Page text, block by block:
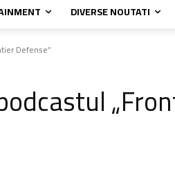
DIVERSE NOUTATI
Defense”